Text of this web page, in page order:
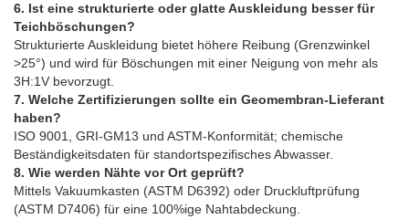
6. Ist eine strukturierte oder glatte Auskleidung besser für
Teichböschungen?
Strukturierte Auskleidung bietet höhere Reibung (Grenzwinkel
>25°) und wird für Böschungen mit einer Neigung von mehr als
3H:1V bevorzugt.
7. Welche Zertifizierungen sollte ein Geomembran-Lieferant
haben?
ISO 9001, GRI-GM13 und ASTM-Konformität; chemische
Beständigkeitsdaten für standortspezifisches Abwasser.
8. Wie werden Nähte vor Ort geprüft?
Mittels Vakuumkasten (ASTM D6392) oder Druckluftprüfung
(ASTM D7406) für eine 100%ige Nahtabdeckung.